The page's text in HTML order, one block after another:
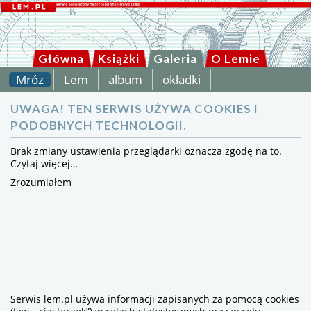
Główna Książki Galeria O Lemie
Mróz Lem album okładki
UWAGA! TEN SERWIS UŻYWA COOKIES I
PODOBNYCH TECHNOLOGII.
Brak zmiany ustawienia przeglądarki oznacza zgodę na to.
Czytaj więcej…
Zrozumiałem
Serwis lem.pl używa informacji zapisanych za pomocą cookies